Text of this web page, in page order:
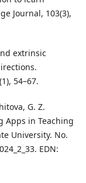
Journal, 103(3),
extrinsic
54–67.
G. Z.
Apps in Teaching
University. No.
EDN: